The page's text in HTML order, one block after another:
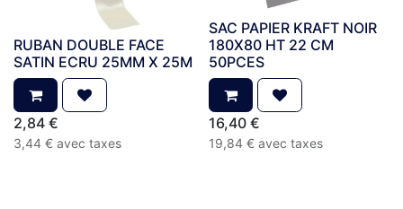
RUBAN DOUBLE FACE
SATIN ECRU 25MM X 25M
2,84 €
3,44 € avec taxes
SAC PAPIER KRAFT NOIR
180X80 HT 22 CM
50PCES
16,40€
19,84€ avec taxes